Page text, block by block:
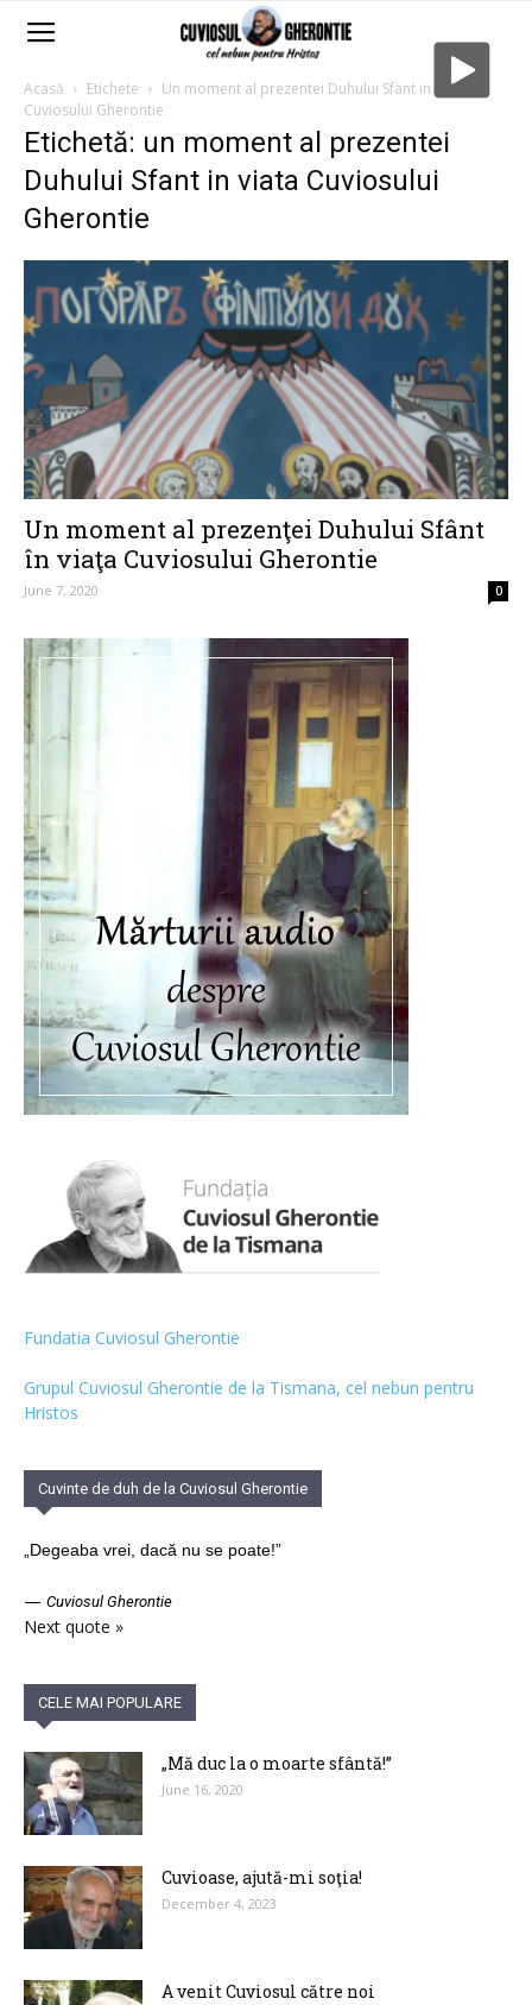
Acasă Etichete
Un moment al prezentei Duhului Sfant in viata
Cuviosului Gherontie
Etichetă: un moment al prezentei
Duhului Sfant in viata Cuviosului
Gherontie
Un moment al prezenţei Duhului Sfânt
în viaţa Cuviosului Gherontie
June 7, 2020 0
Fundatia Cuviosul Gherontie
Grupul Cuviosul Gherontie de la Tismana, cel nebun pentru
Hristos
Cuvinte de duh de la Cuviosul Gherontie
„Degeaba vrei, dacă nu se poate!”
— Cuviosul Gherontie
Next quote »
CELE MAI POPULARE
„Mă duc la o moarte sfântă!”
June 16, 2020
Cuvioase, ajută-mi soţia!
December 4, 2023
A venit Cuviosul către noi